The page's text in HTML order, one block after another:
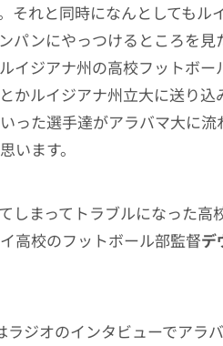
それと同時になんとしてもル
パンにやっつけるところを見
イジアナ州の高校フットボー
かルイジアナ州立大に送り込
った選手達がアラバマ大に流
います。
しまってトラブルになった高
高校のフットボール部監督デ
ジオのインタビューでアラ